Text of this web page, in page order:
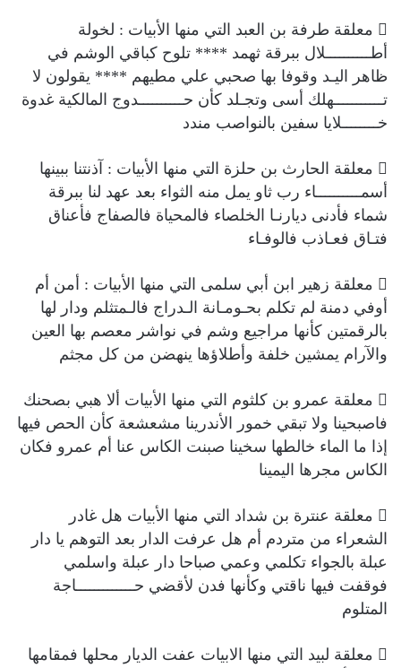
 معلقة طرفة بن العبد التي منها الأبيات : لخولة
أطــــــــــلال ببرقة ثهمد **** تلوح كباقي الوشم في
ظاهر اليـد وقوفا بها صحبي علي مطيهم **** يقولون لا
تـــــــــــهلك أسى وتجـلد كأن حــــــــــدوج المالكية غدوة
خــــــــلايا سفين بالنواصب مندد
 معلقة الحارث بن حلزة التي منها الأبيات : آذنتنا ببينها
أسمــــــــــاء رب ثاو يمل منه الثواء بعد عهد لنا ببرقة
شماء فأدنى ديارنـا الخلصاء فالمحياة فالصفاج فأعناق
فتـاق فعـاذب فالوفـاء
 معلقة زهير ابن أبي سلمى التي منها الأبيات : أمن أم
أوفي دمنة لم تكلم بحـومـانة الـدراج فالـمتثلم ودار لها
بالرقمتين كأنها مراجيع وشم في نواشر معصم بها العين
والآرام يمشين خلفة وأطلاؤها ينهضن من كل مجثم
 معلقة عمرو بن كلثوم التي منها الأبيات ألا هبي بصحنك
فاصبحينا ولا تبقي خمور الأندرينا مشعشعة كأن الحص فيها
إذا ما الماء خالطها سخينا صبنت الكاس عنا أم عمرو فكان
الكاس مجرها اليمينا
 معلقة عنترة بن شداد التي منها الأبيات هل غادر
الشعراء من متردم أم هل عرفت الدار بعد التوهم يا دار
عبلة بالجواء تكلمي وعمي صباحا دار عبلة واسلمي
فوقفت فيها ناقتي وكأنها فدن لأقضي حـــــــــــــاجة
المتلوم
 معلقة لبيد التي منها الابيات عفت الديار محلها فمقامها